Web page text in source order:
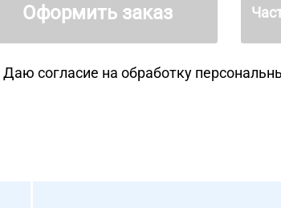
Оформить заказ
Даю согласие на обработку